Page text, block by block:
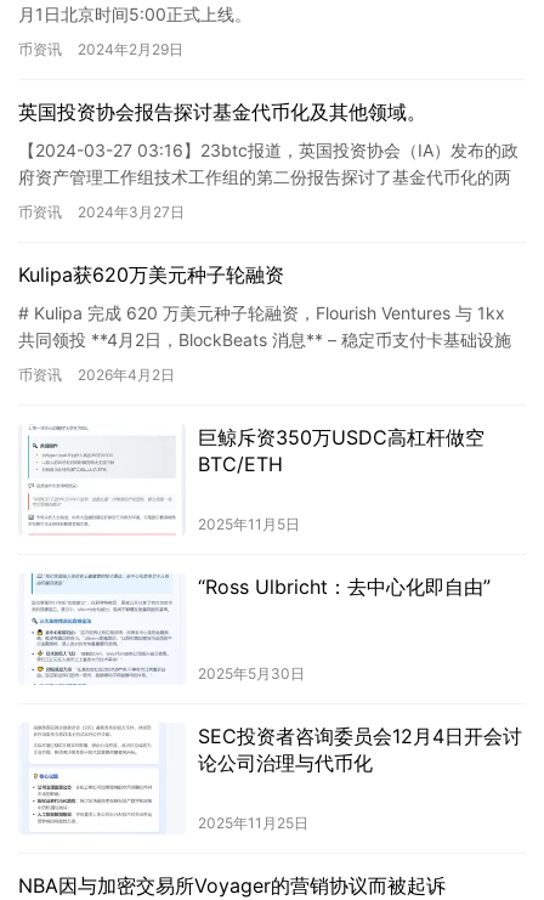
月1日北京时间5:00正式上线。
币资讯 2024年2月29日
英国投资协会报告探讨基金代币化及其他领域。
【2024-03-27 03:16】23btc报道，英国投资协会（IA）发布的政
府资产管理工作组技术工作组的第二份报告探讨了基金代币化的两
个用例以及其他三个领域。大多数基金代币化的…
币资讯 2024年3月27日
Kulipa获620万美元种子轮融资
# Kulipa 完成 620 万美元种子轮融资，Flourish Ventures 与 1kx
共同领投 **4月2日，BlockBeats 消息** – 稳定币支付卡基础设施
服…
币资讯 2026年4月2日
巨鲸斥资350万USDC高杠杆做空
BTC/ETH
2025年11月5日
“Ross Ulbricht：去中心化即自由”
2025年5月30日
SEC投资者咨询委员会12月4日开会讨
论公司治理与代币化
2025年11月25日
NBA因与加密交易所Voyager的营销协议而被起诉